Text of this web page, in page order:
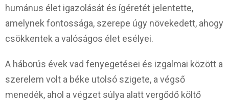
humánus élet igazolását és ígéretét jelentette,
amelynek fontossága, szerepe úgy növekedett, ahogy
csökkentek a valóságos élet esélyei.
A háborús évek vad fenyegetései és izgalmai között a
szerelem volt a béke utolsó szigete, a végső
menedék, ahol a végzet súlya alatt vergődő költő